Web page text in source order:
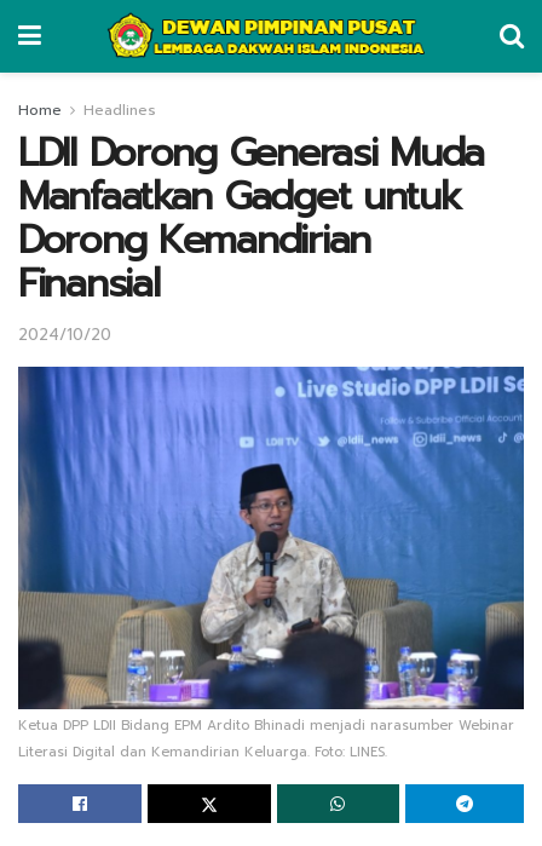
Home Headlines
LDII Dorong Generasi Muda
Manfaatkan Gadget untuk
Dorong Kemandirian
Finansial
2024/10/20
Ketua DPP LDII Bidang EPM Ardito Bhinadi menjadi narasumber Webinar
Literasi Digital dan Kemandirian Keluarga. Foto: LINES.